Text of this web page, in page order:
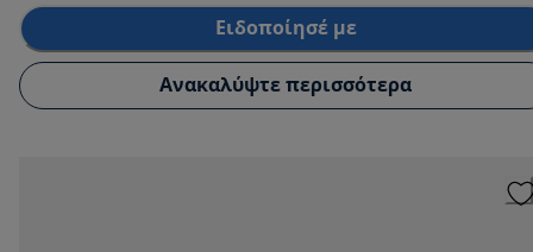
Ειδοποίησέ με
Ανακαλύψτε περισσότερα